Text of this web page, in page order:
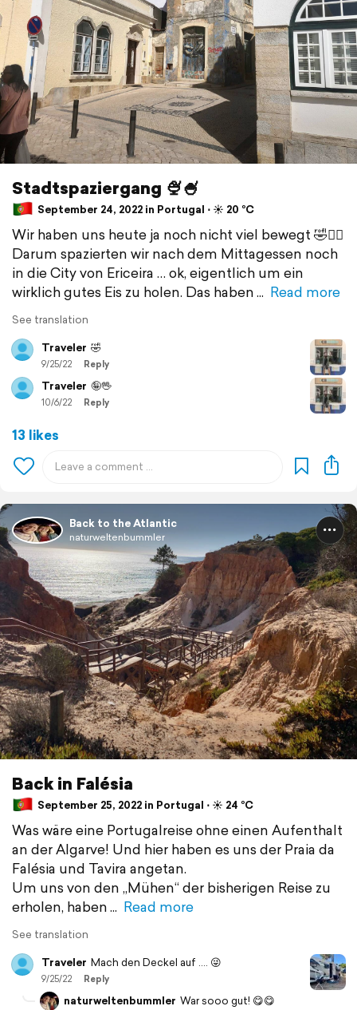
Stadtspaziergang 🍨🍧
September 24, 2022 in Portugal ⋅ ☀️ 20 °C
Wir haben uns heute ja noch nicht viel bewegt 🤣🏄‍♀️
Darum spazierten wir nach dem Mittagessen noch
in die City von Ericeira … ok, eigentlich um ein
wirklich gutes Eis zu holen. Das haben
Read more
See translation
Traveler 🤣
9/25/22 Reply
Traveler 🤪🖖
10/6/22 Reply
13 likes
Back to the Atlantic
naturweltenbummler
Back in Falésia
September 25, 2022 in Portugal ⋅ ☀️ 24 °C
Was wäre eine Portugalreise ohne einen Aufenthalt
an der Algarve! Und hier haben es uns der Praia da
Falésia und Tavira angetan.
Um uns von den „Mühen“ der bisherigen Reise zu
erholen, haben
Read more
See translation
Traveler Mach den Deckel auf …. 😜
9/25/22 Reply
naturweltenbummler War sooo gut! 😋😋